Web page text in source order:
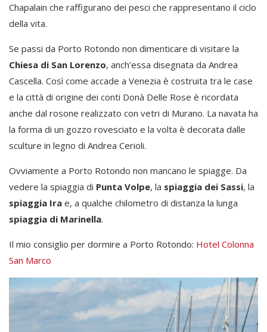
Chapalain che raffigurano dei pesci che rappresentano il ciclo
della vita.
Se passi da Porto Rotondo non dimenticare di visitare la
Chiesa di San Lorenzo, anch’essa disegnata da Andrea
Cascella. Così come accade a Venezia è costruita tra le case
e la città di origine dei conti Donà Delle Rose è ricordata
anche dal rosone realizzato con vetri di Murano. La navata ha
la forma di un gozzo rovesciato e la volta è decorata dalle
sculture in legno di Andrea Cerioli.
Ovviamente a Porto Rotondo non mancano le spiagge. Da
vedere la spiaggia di Punta Volpe, la spiaggia dei Sassi, la
spiaggia Ira e, a qualche chilometro di distanza la lunga
spiaggia di Marinella.
Il mio consiglio per dormire a Porto Rotondo: Hotel Colonna
San Marco